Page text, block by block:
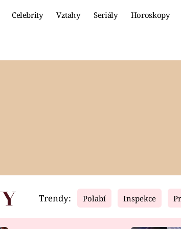
Celebrity Vztahy Seriály Horoskopy
Video
Trendy: Polabí Inspekce